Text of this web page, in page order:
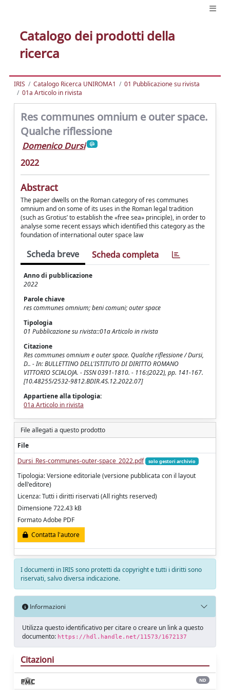
Catalogo dei prodotti della
ricerca
IRIS Catalogo Ricerca UNIROMA1
01 Pubblicazione su rivista
01a Articolo in rivista
Res communes omnium e outer space.
Qualche riflessione
Domenico Dursi
2022
Abstract
The paper dwells on the Roman category of res communes
omnium and on some of its uses in the Roman legal tradition
(such as Grotius’ to establish the «free sea» principle), in order to
analyse some recent essays which identified this category as the
foundation of international outer space law
Scheda breve Scheda completa
Anno di pubblicazione
2022
Parole chiave
res communes omnium; beni comuni; outer space
Tipologia
01 Pubblicazione su rivista::01a Articolo in rivista
Citazione
Res communes omnium e outer space. Qualche riflessione / Dursi,
D.. - In: BULLETTINO DELL'ISTITUTO DI DIRITTO ROMANO
VITTORIO SCIALOJA. - ISSN 0391-1810. - 116:(2022), pp. 141-167.
[10.48255/2532-9812.BDIR.4S.12.2022.07]
Appartiene alla tipologia:
01a Articolo in rivista
File allegati a questo prodotto
File
Dursi_Res-communes-outer-space_2022.pdf
solo gestori archivio
Tipologia: Versione editoriale (versione pubblicata con il layout
dell'editore)
Licenza: Tutti i diritti riservati (All rights reserved)
Dimensione 722.43 kB
Formato Adobe PDF
Contatta l'autore
I documenti in IRIS sono protetti da copyright e tutti i diritti sono
riservati, salvo diversa indicazione.
Informazioni
Utilizza questo identificativo per citare o creare un link a questo
documento: https://hdl.handle.net/11573/1672137
Citazioni
ND